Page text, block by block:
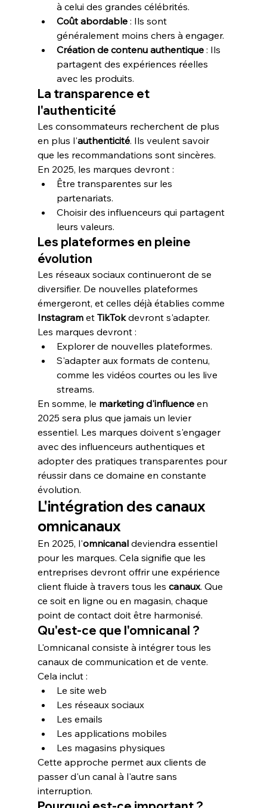
à celui des grandes célébrités.
Coût abordable : Ils sont
généralement moins chers à engager.
Création de contenu authentique : Ils
partagent des expériences réelles
avec les produits.
La transparence et
l'authenticité
Les consommateurs recherchent de plus
en plus l'authenticité. Ils veulent savoir
que les recommandations sont sincères.
En 2025, les marques devront :
Être transparentes sur les
partenariats.
Choisir des influenceurs qui partagent
leurs valeurs.
Les plateformes en pleine
évolution
Les réseaux sociaux continueront de se
diversifier. De nouvelles plateformes
émergeront, et celles déjà établies comme
Instagram et TikTok devront s'adapter.
Les marques devront :
Explorer de nouvelles plateformes.
S'adapter aux formats de contenu,
comme les vidéos courtes ou les live
streams.
En somme, le marketing d'influence en
2025 sera plus que jamais un levier
essentiel. Les marques doivent s'engager
avec des influenceurs authentiques et
adopter des pratiques transparentes pour
réussir dans ce domaine en constante
évolution.
L'intégration des canaux
omnicanaux
En 2025, l'omnicanal deviendra essentiel
pour les marques. Cela signifie que les
entreprises devront offrir une expérience
client fluide à travers tous les canaux. Que
ce soit en ligne ou en magasin, chaque
point de contact doit être harmonisé.
Qu'est-ce que l'omnicanal ?
L'omnicanal consiste à intégrer tous les
canaux de communication et de vente.
Cela inclut :
Le site web
Les réseaux sociaux
Les emails
Les applications mobiles
Les magasins physiques
Cette approche permet aux clients de
passer d'un canal à l'autre sans
interruption.